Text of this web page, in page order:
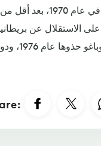
الخطوة في عام
الاستقلال عن